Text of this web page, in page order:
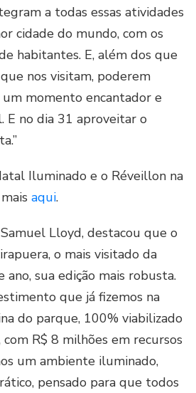
a todas essas atividades
cidade do mundo, com os
habitantes. E, além dos que
nos visitam, poderem
momento encantador e
E no dia 31 aproveitar o
Iluminado e o Réveillon na
aqui.
Lloyd, destacou que o
o mais visitado da
ano, sua edição mais robusta.
que já fizemos na
do parque, 100% viabilizado
R$ 8 milhões em recursos
um ambiente iluminado,
pensado para que todos